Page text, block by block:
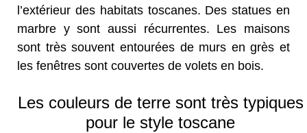
l’extérieur des habitats toscanes. Des statues en
marbre y sont aussi récurrentes. Les maisons
sont très souvent entourées de murs en grès et
les fenêtres sont couvertes de volets en bois.
Les couleurs de terre sont très typiques
pour le style toscane